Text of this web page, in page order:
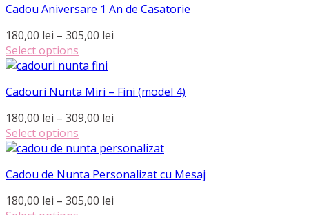
până
are
mai
multe
variații.
Opțiunile
pot
alese
în
pagina
Cadou Aniversare 1 An de Casatorie
180,00 lei – 305,00 lei
până
Select options
Acest
are
mai
multe
variații.
Opțiunile
pot
alese
Cadouri Nunta Miri – Fini (model 4)
180,00 lei – 309,00 lei
prețuri:
până
Select options
Acest
are
mai
multe
Cadou de Nunta Personalizat cu Mesaj
180,00 lei – 305,00 lei